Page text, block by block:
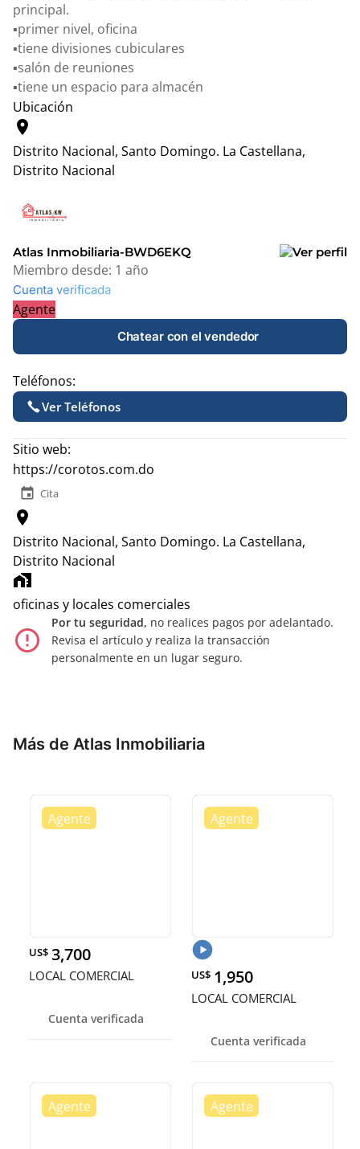
principal.
▪️primer nivel, oficina
▪️tiene divisiones cubiculares
▪️salón de reuniones
▪️tiene un espacio para almacén
Ubicación
location_on
Distrito Nacional, Santo Domingo. La Castellana,
Distrito Nacional
+
−
Atlas Inmobiliaria-BWD6EKQ
Miembro desde: 1 año
Cuenta verificada
Agente
Chatear con el vendedor
Teléfonos:
Ver Teléfonos
Sitio web:
https://corotos.com.do
event Cita
location_on
Distrito Nacional, Santo Domingo. La Castellana,
Distrito Nacional
home_work
oficinas y locales comerciales
error_outline
Por tu seguridad, no realices pagos por adelantado.
Revisa el artículo y realiza la transacción
personalmente en un lugar seguro.
Más de Atlas Inmobiliaria
US$ 3,700
LOCAL COMERCIAL
Cuenta verificada
US$ 1,950
LOCAL COMERCIAL
Cuenta verificada